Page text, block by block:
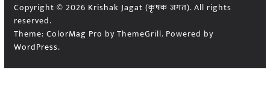
Copyright © 2026 Krishak Jagat (कृषक जगत). All rights
reserved.
Theme: ColorMag Pro by ThemeGrill. Powered by
WordPress.